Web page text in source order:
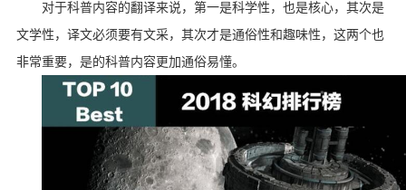
对于科普内容的翻译来说，第一是科学性，也是核心，其次是
文学性，译文必须要有文采，其次才是通俗性和趣味性，这两个也
非常重要，是的科普内容更加通俗易懂。